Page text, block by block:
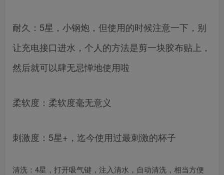
耐久：5星，小钢炮，但使用的时候注意一下，别
让充电接口进水，个人的方法是剪一块胶布贴上，
然后就可以肆无忌惮地使用啦
柔软度：柔软度毫无意义
刺激度：5星+，迄今使用过最刺激的杯子
清洗：4星，打开吸气键，注入清水，自动清洗，相当方便